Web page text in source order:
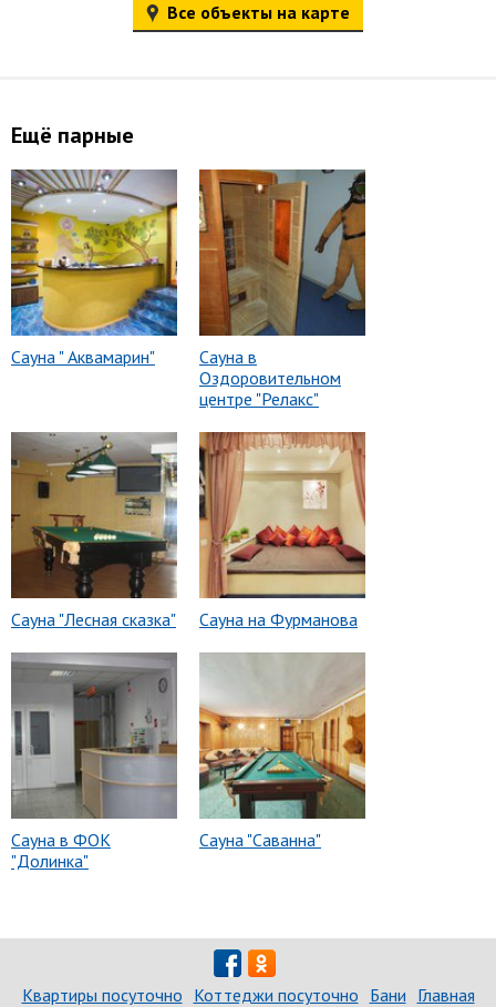
Все объекты на карте
Ещё парные
Сауна " Аквамарин"
Сауна в
Оздоровительном
центре "Релакс"
Сауна "Лесная сказка" Сауна на Фурманова
Сауна в ФОК
"Долинка"
Сауна "Саванна"
Квартиры посуточно Коттеджи посуточно Бани Главная